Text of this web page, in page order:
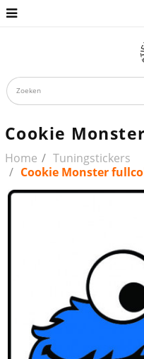
Cookie
Home
Tuningstickers
Cookie Monster